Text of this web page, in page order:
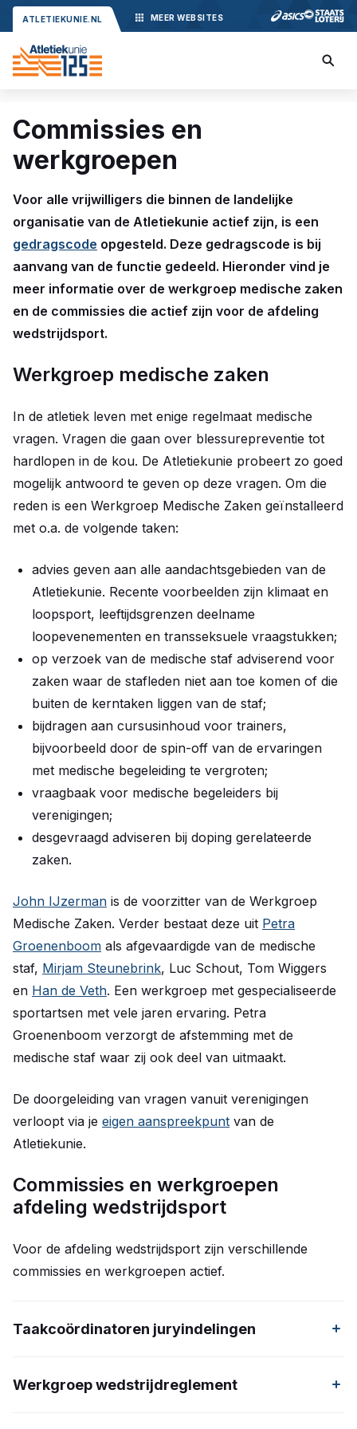
ATLETIEKUNIE.NL MEER WEBSITES
Commissies en
werkgroepen
Voor alle vrijwilligers die binnen de landelijke
organisatie van de Atletiekunie actief zijn, is een
gedragscode opgesteld. Deze gedragscode is bij
aanvang van de functie gedeeld. Hieronder vind je
meer informatie over de werkgroep medische zaken
en de commissies die actief zijn voor de afdeling
wedstrijdsport.
Werkgroep medische zaken
In de atletiek leven met enige regelmaat medische
vragen. Vragen die gaan over blessurepreventie tot
hardlopen in de kou. De Atletiekunie probeert zo goed
mogelijk antwoord te geven op deze vragen. Om die
reden is een Werkgroep Medische Zaken geïnstalleerd
met o.a. de volgende taken:
advies geven aan alle aandachtsgebieden van de
Atletiekunie. Recente voorbeelden zijn klimaat en
loopsport, leeftijdsgrenzen deelname
loopevenementen en transseksuele vraagstukken;
op verzoek van de medische staf adviserend voor
zaken waar de stafleden niet aan toe komen of die
buiten de kerntaken liggen van de staf;
bijdragen aan cursusinhoud voor trainers,
bijvoorbeeld door de spin-off van de ervaringen
met medische begeleiding te vergroten;
vraagbaak voor medische begeleiders bij
verenigingen;
desgevraagd adviseren bij doping gerelateerde
zaken.
John IJzerman is de voorzitter van de Werkgroep
Medische Zaken. Verder bestaat deze uit Petra
Groenenboom als afgevaardigde van de medische
staf, Mirjam Steunebrink, Luc Schout, Tom Wiggers
en Han de Veth. Een werkgroep met gespecialiseerde
sportartsen met vele jaren ervaring. Petra
Groenenboom verzorgt de afstemming met de
medische staf waar zij ook deel van uitmaakt.
De doorgeleiding van vragen vanuit verenigingen
verloopt via je eigen aanspreekpunt van de
Atletiekunie.
Commissies en werkgroepen
afdeling wedstrijdsport
Voor de afdeling wedstrijdsport zijn verschillende
commissies en werkgroepen actief.
Taakcoördinatoren juryindelingen
Onder leiding vanMeike Verdaasdonk
Werkgroep wedstrijdreglement